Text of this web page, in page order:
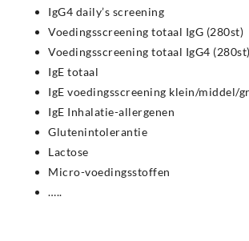
IgG4 daily’s screening
Voedingsscreening totaal IgG (280st)
Voedingsscreening totaal IgG4 (280st)
IgE totaal
IgE voedingsscreening klein/middel/
IgE Inhalatie-allergenen
Glutenintolerantie
Lactose
Micro-voedingsstoffen
…..